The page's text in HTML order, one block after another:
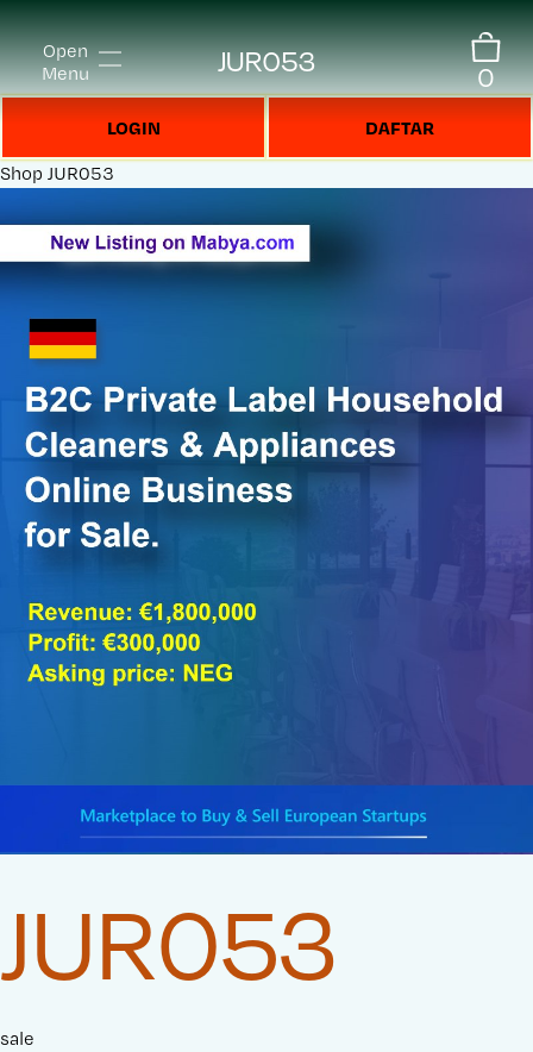
Open
Menu
JUR053 0
LOGIN DAFTAR
Shop JUR053
JUR053
sale